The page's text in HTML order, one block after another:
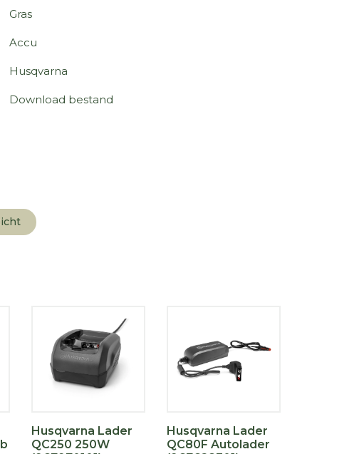
Gras
Accu
Husqvarna
Download bestand
Husqvarna Lader
QC250 250W
Husqvarna Lader
QC80F Autolader